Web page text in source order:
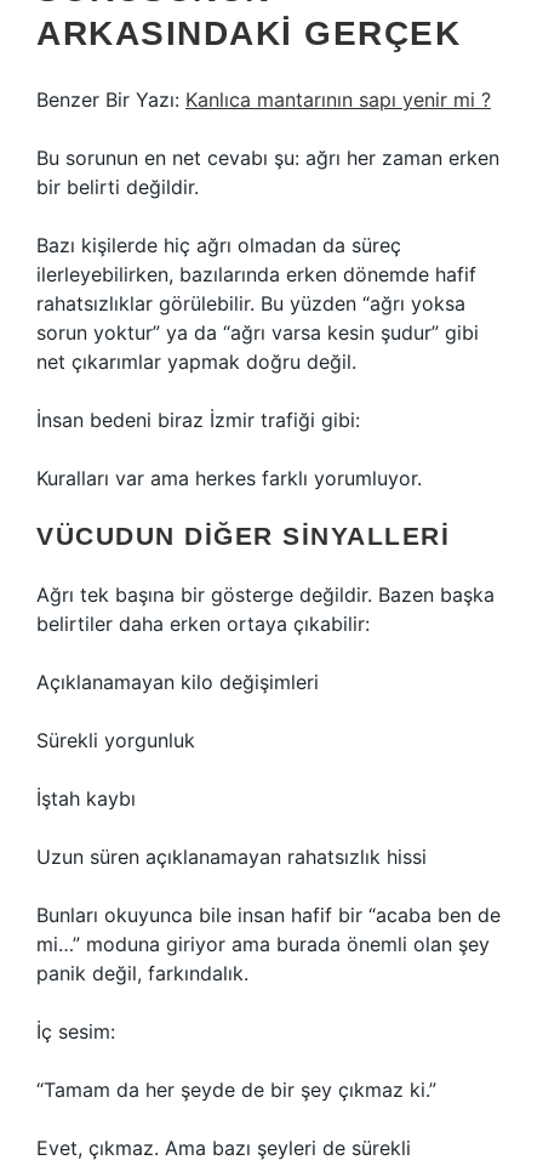
ARKASINDAKI GERÇEK
Benzer Bir Yazı: Kanlıca mantarının sapı yenir mi ?
Bu sorunun en net cevabı şu: ağrı her zaman erken
bir belirti değildir.
Bazı kişilerde hiç ağrı olmadan da süreç
ilerleyebilirken, bazılarında erken dönemde hafif
rahatsızlıklar görülebilir. Bu yüzden “ağrı yoksa
sorun yoktur” ya da “ağrı varsa kesin şudur” gibi
net çıkarımlar yapmak doğru değil.
İnsan bedeni biraz İzmir trafiği gibi:
Kuralları var ama herkes farklı yorumluyor.
VÜCUDUN DIĞER SINYALLERI
Ağrı tek başına bir gösterge değildir. Bazen başka
belirtiler daha erken ortaya çıkabilir:
Açıklanamayan kilo değişimleri
Sürekli yorgunluk
İştah kaybı
Uzun süren açıklanamayan rahatsızlık hissi
Bunları okuyunca bile insan hafif bir “acaba ben de
mi…” moduna giriyor ama burada önemli olan şey
panik değil, farkındalık.
İç sesim:
“Tamam da her şeyde de bir şey çıkmaz ki.”
Evet, çıkmaz. Ama bazı şeyleri de sürekli